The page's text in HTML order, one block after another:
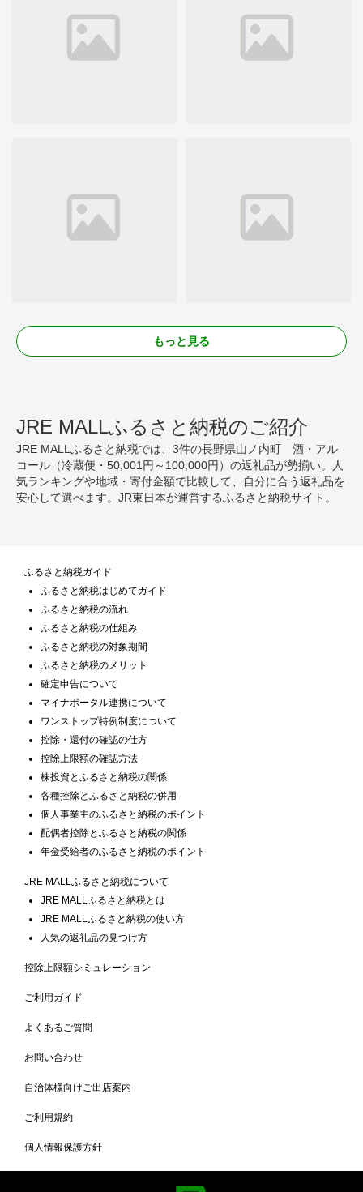
もっと見る
JRE MALLふるさと納税のご紹介
JRE MALLふるさと納税では、3件の長野県山ノ内町 酒・アル
コール（冷蔵便・50,001円～100,000円）の返礼品が勢揃い。人
気ランキングや地域・寄付金額で比較して、自分に合う返礼品を
安心して選べます。JR東日本が運営するふるさと納税サイト。
ふるさと納税ガイド
ふるさと納税はじめてガイド
ふるさと納税の流れ
ふるさと納税の仕組み
ふるさと納税の対象期間
ふるさと納税のメリット
確定申告について
マイナポータル連携について
ワンストップ特例制度について
控除・還付の確認の仕方
控除上限額の確認方法
株投資とふるさと納税の関係
各種控除とふるさと納税の併用
個人事業主のふるさと納税のポイント
配偶者控除とふるさと納税の関係
年金受給者のふるさと納税のポイント
JRE MALLふるさと納税について
JRE MALLふるさと納税とは
JRE MALLふるさと納税の使い方
人気の返礼品の見つけ方
控除上限額シミュレーション
ご利用ガイド
よくあるご質問
お問い合わせ
自治体様向けご出店案内
ご利用規約
個人情報保護方針